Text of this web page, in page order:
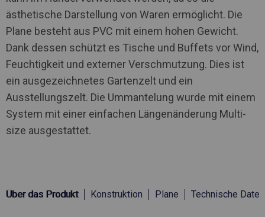
ästhetische Darstellung von Waren ermöglicht. Die
Plane besteht aus PVC mit einem hohen Gewicht.
Dank dessen schützt es Tische und Buffets vor Wind,
Feuchtigkeit und externer Verschmutzung. Dies ist
ein ausgezeichnetes Gartenzelt und ein
Ausstellungszelt. Die Ummantelung wurde mit einem
System mit einer einfachen Längenänderung Multi-
size ausgestattet.
Über das Produkt Konstruktion Plane Technische Daten